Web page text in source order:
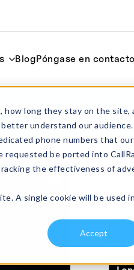
long they stay on the site,
understand our
phone numbers that
requested be ported into
the effectiveness of
A single cookie will be used
Accept
BlogPóngase en
de 1 m
MAT25-1000